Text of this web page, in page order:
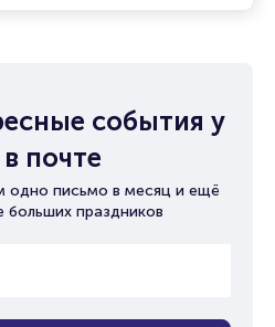
события у
в почте
одно письмо в месяц и ещё
больших праздников